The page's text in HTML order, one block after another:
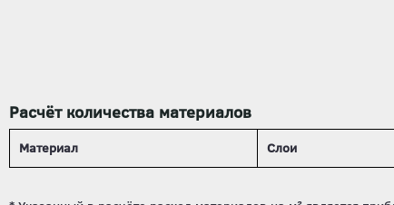
Расчёт количества материалов
Материал Слои